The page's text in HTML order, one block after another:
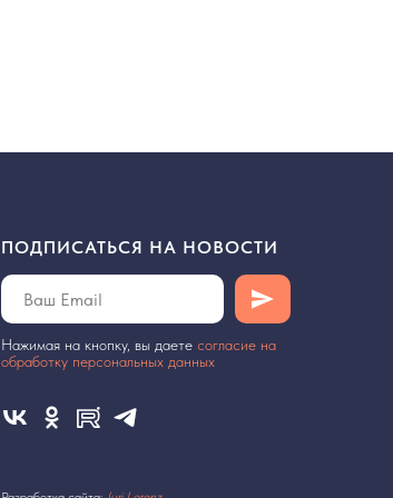
ПОДПИСАТЬСЯ НА НОВОСТИ
Нажимая на кнопку, вы даете cогласие на
обработку персональных данных